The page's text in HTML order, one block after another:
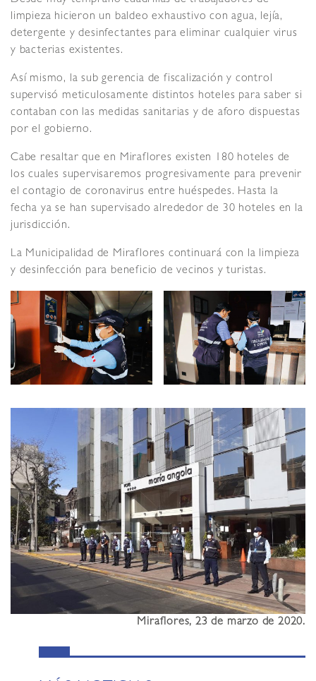
limpieza hicieron un baldeo exhaustivo con agua, lejía,
detergente y desinfectantes para eliminar cualquier virus
y bacterias existentes.
Así mismo, la sub gerencia de fiscalización y control
supervisó meticulosamente distintos hoteles para saber si
contaban con las medidas sanitarias y de aforo dispuestas
por el gobierno.
Cabe resaltar que en Miraflores existen 180 hoteles de
los cuales supervisaremos progresivamente para prevenir
el contagio de coronavirus entre huéspedes. Hasta la
fecha ya se han supervisado alrededor de 30 hoteles en la
jurisdicción.
La Municipalidad de Miraflores continuará con la limpieza
y desinfección para beneficio de vecinos y turistas.
Miraflores, 23 de marzo de 2020.